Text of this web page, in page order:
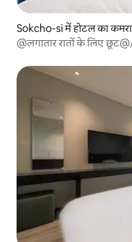
Sokcho-si में होटल का कमरा
@लगातार रातों के लिए